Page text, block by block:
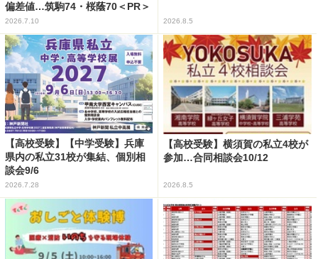
偏差値…筑駒74・桜蔭70＜PR＞
2026.7.10 2026.8.5
【高校受験】【中学受験】兵庫
県内の私立31校が集結、個別相
談会9/6
2026.7.28
【高校受験】横須賀の私立4校が
参加…合同相談会10/12
2026.8.5